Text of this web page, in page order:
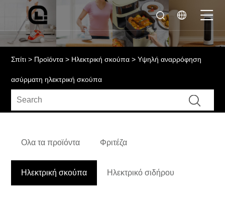
Σπίτι > Προϊόντα > Ηλεκτρική σκούπα > Υψηλή αναρρόφηση
ασύρματη ηλεκτρική σκούπα
Ολα τα προϊόντα Φριτέζα
Ηλεκτρική σκούπα Ηλεκτρικό σιδήρου